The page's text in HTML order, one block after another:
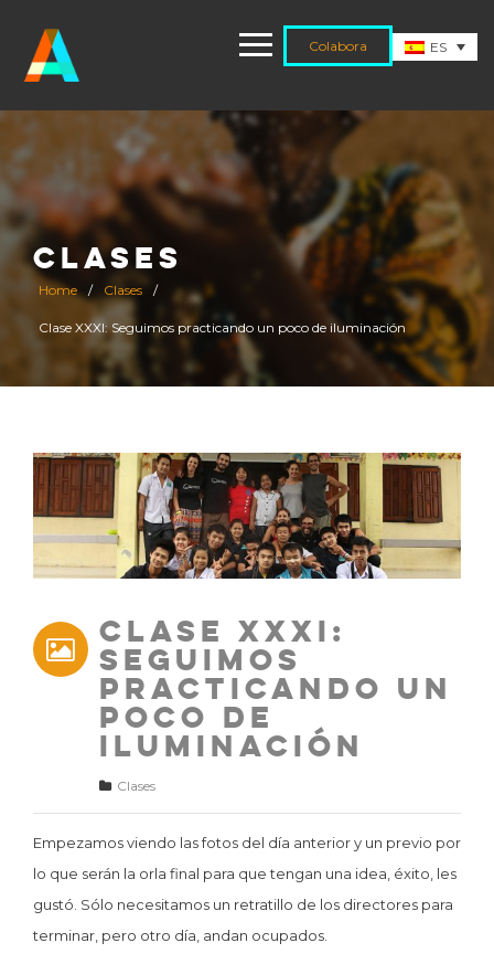
Colabora ES
CLASES
Home / Clases /
Clase XXXI: Seguimos practicando un poco de iluminación
Clase XXXI:
Seguimos
practicando un
poco de
iluminación
Clases
Empezamos viendo las fotos del día anterior y un previo por
lo que serán la orla final para que tengan una idea, éxito, les
gustó. Sólo necesitamos un retratillo de los directores para
terminar, pero otro día, andan ocupados.